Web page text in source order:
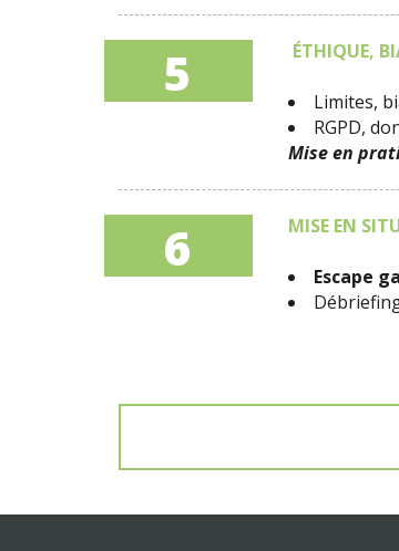
5 ÉTHIQUE,
Limites,
RGPD,
Mise en
6 MISE EN
Escape